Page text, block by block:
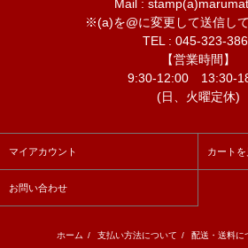
Mail :
※(a)を@に変更して送信して
TEL : 045-323-
【営業時間】
9:30-12:00 13:30-
(日、火曜定休)
マイアカウント カートを
お問い合わせ
ホーム / 支払い方法について / 配送・送料に